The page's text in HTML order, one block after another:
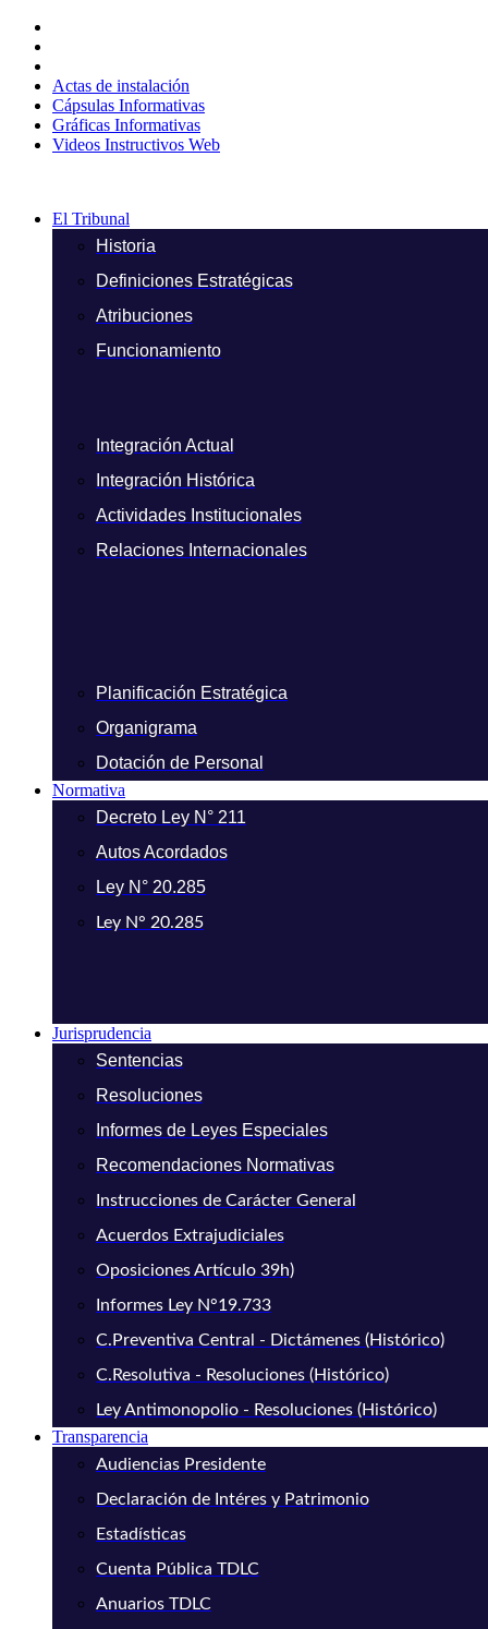
contenido
Actas de instalación
Cápsulas Informativas
Gráficas Informativas
Videos Instructivos Web
El Tribunal
Historia
Definiciones Estratégicas
Atribuciones
Funcionamiento
Integración Actual
Integración Histórica
Actividades Institucionales
Relaciones Internacionales
Planificación Estratégica
Organigrama
Dotación de Personal
Normativa
Decreto Ley N° 211
Autos Acordados
Ley N° 20.285
Ley N° 20.285
Jurisprudencia
Sentencias
Resoluciones
Informes de Leyes Especiales
Recomendaciones Normativas
Instrucciones de Carácter General
Acuerdos Extrajudiciales
Oposiciones Artículo 39h)
Informes Ley N°19.733
C.Preventiva Central - Dictámenes (Histórico)
C.Resolutiva - Resoluciones (Histórico)
Ley Antimonopolio - Resoluciones (Histórico)
Transparencia
Audiencias Presidente
Declaración de Intéres y Patrimonio
Estadísticas
Cuenta Pública TDLC
Anuarios TDLC